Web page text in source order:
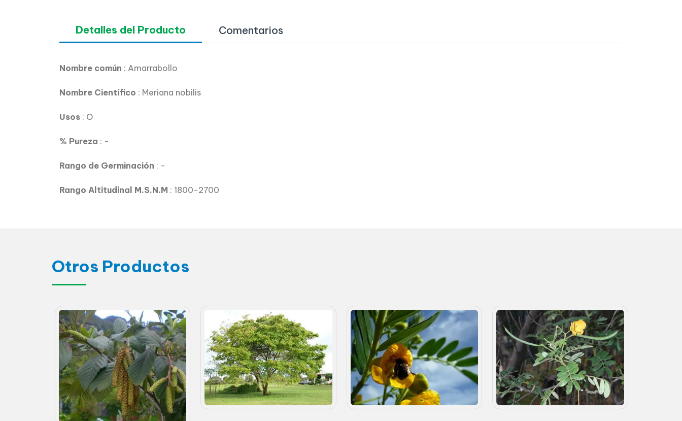
Detalles del Producto Comentarios
Nombre común : Amarrabollo
Nombre Científico : Meriana nobilis
Usos : O
% Pureza : -
Rango de Germinación : -
Rango Altitudinal M.S.N.M : 1800-2700
Otros Productos